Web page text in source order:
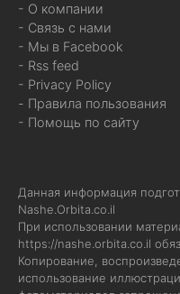
- О компании
- Связь с нами
- Мы в Facebook
- Rss feed
- Privacy Policy
- Правила пользования
- Помощь по сайту
Данная информация
Nashe.Orbita.co.il
При использовании
https://nashe.orbita.co.il
Копирование,
использование